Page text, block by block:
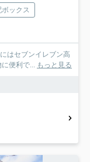
ボックス
はセブンイレブン高
便利で... もっと見る